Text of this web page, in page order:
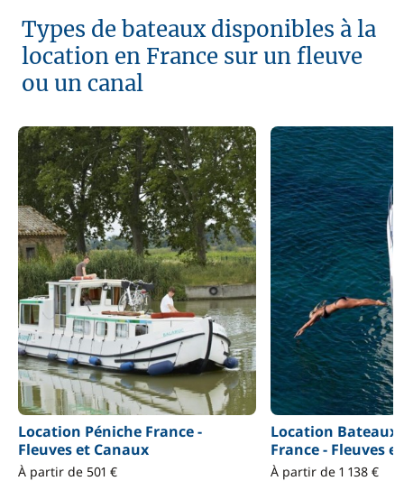
Types de bateaux disponibles à la
location en France sur un fleuve
ou un canal
Location Péniche France -
Fleuves et Canaux
À partir de 501 €
Location Bateaux
France - Fleuves
À partir de 1 138 €